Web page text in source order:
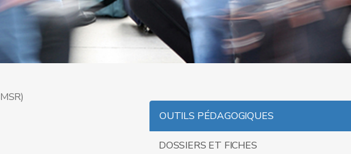
OUTILS PÉDAGOGIQUES
DOSSIERS ET FICHES